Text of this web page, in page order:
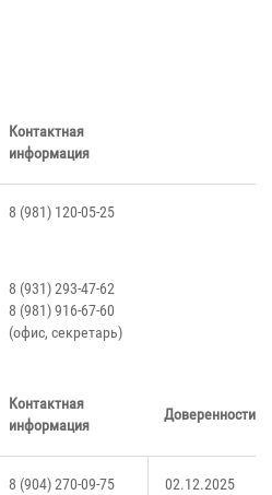
Контактная
информация
8 (981) 120-05-25
8 (931) 293-47-62
8 (981) 916-67-60
(офис, секретарь)
Контактная
информация
Доверенности
8 (904) 270-09-75 02.12.2025